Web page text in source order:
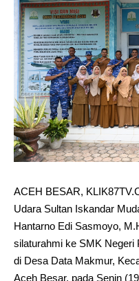
ACEH BESAR,
Udara Sultan Iskandar
Hantarno Edi Sasmoyo,
silaturahmi ke SMK Negeri
di Desa Data Makmur,
Aceh Besar, pada Senin